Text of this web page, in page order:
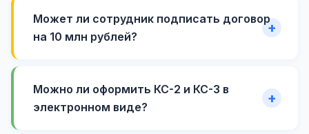
Может ли сотрудник подписать договор
на 10 млн рублей?
Можно ли оформить КС-2 и КС-3 в
электронном виде?